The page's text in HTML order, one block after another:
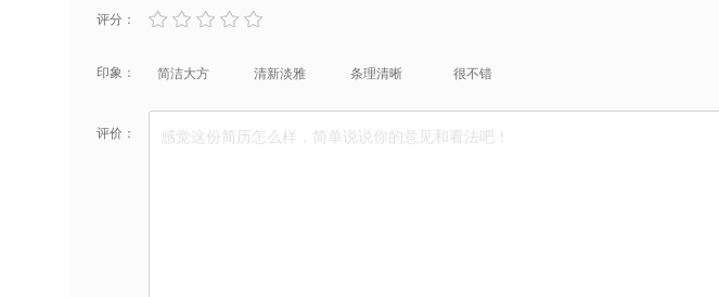
评分：
印象： 简洁大方 清新淡雅 条理清晰 很不错
评价：